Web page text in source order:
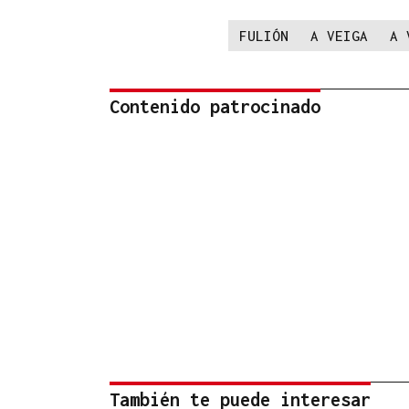
FULIÓN A VEIGA A
Contenido patrocinado
También te puede interesar